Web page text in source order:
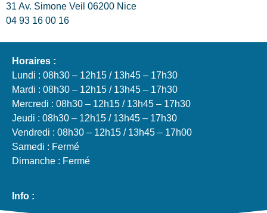
31 Av. Simone Veil 06200 Nice
04 93 16 00 16
Horaires :
Lundi : 08h30 – 12h15 / 13h45 – 17h30
Mardi : 08h30 – 12h15 / 13h45 – 17h30
Mercredi : 08h30 – 12h15 / 13h45 – 17h30
Jeudi : 08h30 – 12h15 / 13h45 – 17h30
Vendredi : 08h30 – 12h15 / 13h45 – 17h00
Samedi : Fermé
Dimanche : Fermé
Info :